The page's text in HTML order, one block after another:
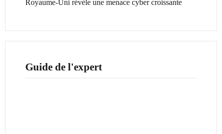
Royaume-Uni révèle une menace cyber croissante
Guide de l'expert